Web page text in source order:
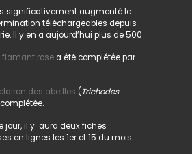
significativement augmenté le
téléchargeables depuis
Il y en a aujourd’hui plus de 500.
flamant rosea été complétée par
des abeilles (Trichodes
jour, il y aura deux fiches
en lignes les 1er et 15 du mois.